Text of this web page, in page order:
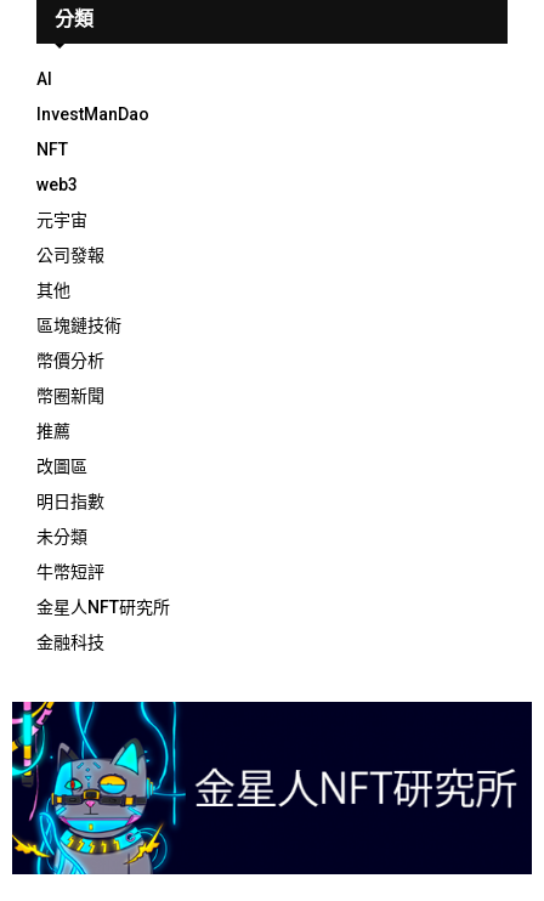
分類
AI
InvestManDao
NFT
web3
元宇宙
公司發報
其他
區塊鏈技術
幣價分析
幣圈新聞
推薦
改圖區
明日指數
未分類
牛幣短評
金星人NFT研究所
金融科技